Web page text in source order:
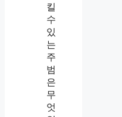
킬
수
있
는
주
범
은
무
엇